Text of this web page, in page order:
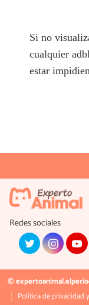
Si no
cualquier
estar
Redes sociales
©
Política de privacidad